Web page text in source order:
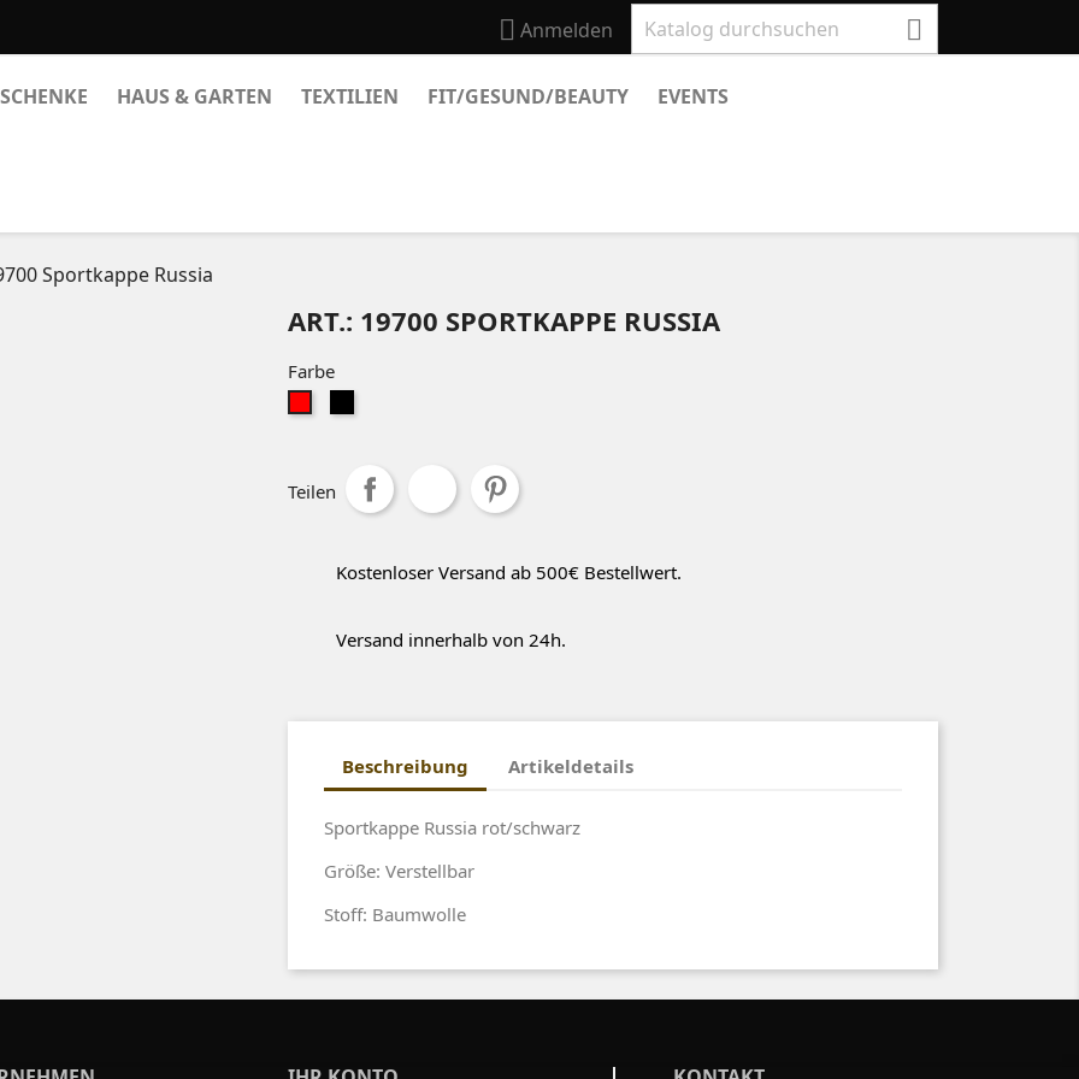
 Anmelden 
HAUS & GARTEN TEXTILIEN FIT/GESUND/BEAUTY EVENTS
Sportkappe Russia
ART.: 19700 SPORTKAPPE RUSSIA
Farbe
Teilen
Kostenloser Versand ab 500€ Bestellwert.
Versand innerhalb von 24h.
Beschreibung Artikeldetails
Sportkappe Russia rot/schwarz
Größe: Verstellbar
Stoff: Baumwolle